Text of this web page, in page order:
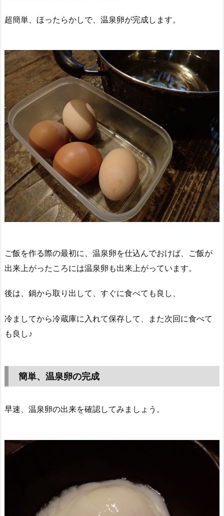
超簡単、ほったらかしで、温泉卵が完成します。
ご飯を作る際の最初に、温泉卵を仕込んでおけば、ご飯が
出来上がったころには温泉卵も出来上がっています。
後は、鍋から取り出して、すぐに食べても良し、
冷ましてから冷蔵庫に入れて保存して、また次回に食べて
も良し♪
簡単、温泉卵の完成
早速、温泉卵の出来を確認してみましょう。